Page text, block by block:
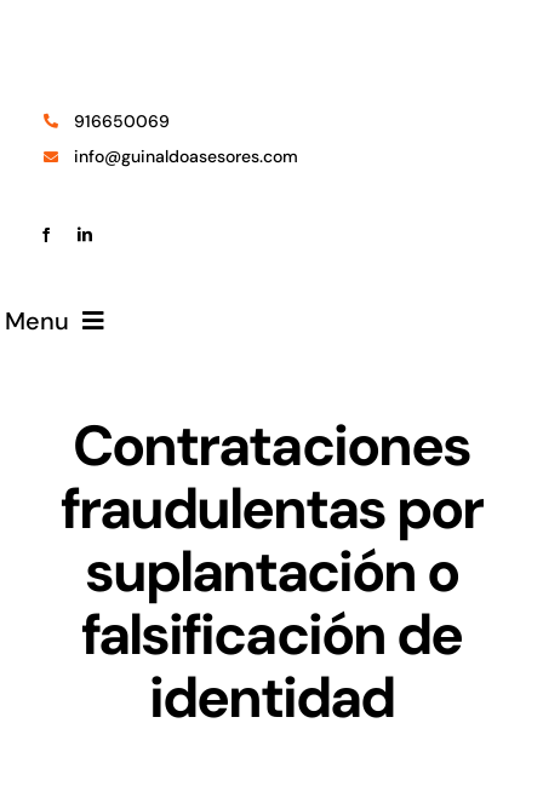
Menu
Áreas
Digital
Noticias
Contacto
916650069
info@guinaldoasesores.com
Contrataciones
fraudulentas por
suplantación o
falsificación de
identidad